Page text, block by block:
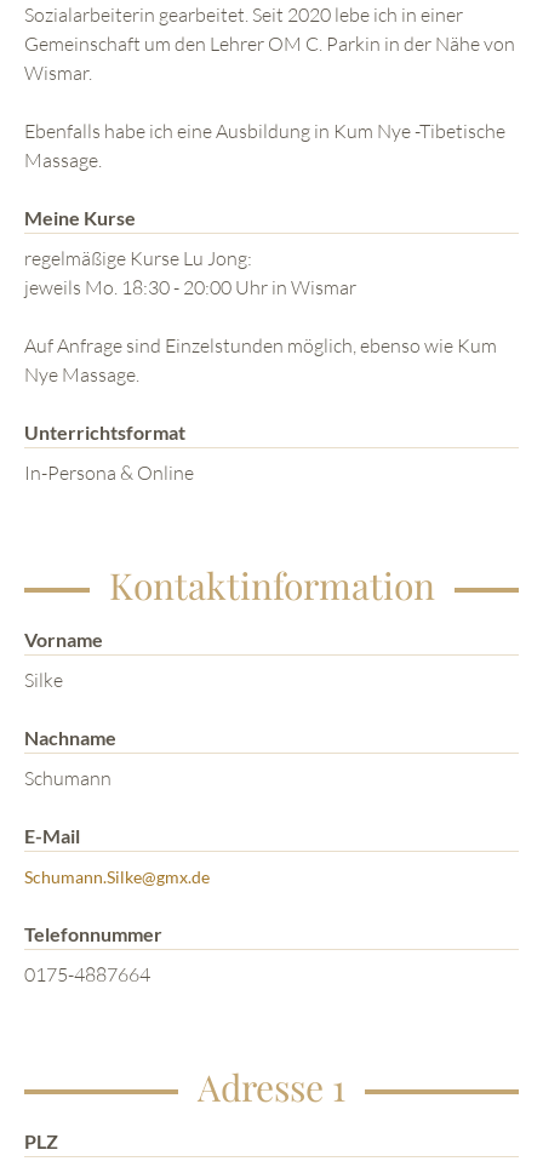
Sozialarbeiterin gearbeitet. Seit 2020 lebe ich in einer
Gemeinschaft um den Lehrer OM C. Parkin in der Nähe von
Wismar.
Ebenfalls habe ich eine Ausbildung in Kum Nye -Tibetische
Massage.
Meine Kurse
regelmäßige Kurse Lu Jong:
jeweils Mo. 18:30 - 20:00 Uhr in Wismar
Auf Anfrage sind Einzelstunden möglich, ebenso wie Kum
Nye Massage.
Unterrichtsformat
In-Persona & Online
Kontaktinformation
Vorname
Silke
Nachname
Schumann
E-Mail
Schumann.Silke@gmx.de
Telefonnummer
0175-4887664
Adresse 1
PLZ